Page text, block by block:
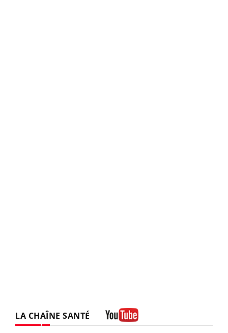
LA CHAÎNE SANTÉ